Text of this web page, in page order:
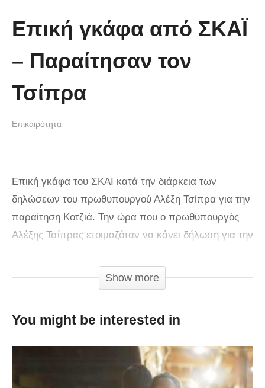
πρώτη στιγμή και συγκίνησε το
νοηματική με ένα μικρό κορίτσι
Επική γκάφα από ΣΚΑΪ
– Παραίτησαν τον
Τσίπρα
Επικαιρότητα
Επική γκάφα του ΣΚΑΙ κατά την διάρκεια των
δηλώσεων του πρωθυπουργού Αλέξη Τσίπρα για την
παραίτηση Κοτζιά. Την ώρα που ο πρωθυπουργός
Αλέξης Τσίπρας ετοιμαζόταν να κάνει δήλωση για την
στην λεζάντα κάτω από τον Τσίπρα έγραφε:
«Δήλωση του πρωθυπουργού μετά την παραίτηση
Show more
You might be interested in